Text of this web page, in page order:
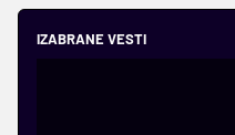
IZABRANE VESTI